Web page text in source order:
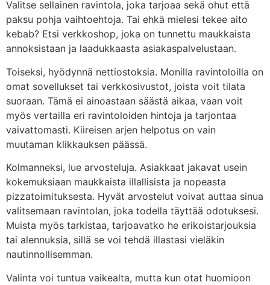
Valitse sellainen ravintola, joka tarjoaa sekä ohut että
paksu pohja vaihtoehtoja. Tai ehkä mielesi tekee aito
kebab? Etsi verkkoshop, joka on tunnettu maukkaista
annoksistaan ja laadukkaasta asiakaspalvelustaan.
Toiseksi, hyödynnä nettiostoksia. Monilla ravintoloilla on
omat sovellukset tai verkkosivustot, joista voit tilata
suoraan. Tämä ei ainoastaan säästä aikaa, vaan voit
myös vertailla eri ravintoloiden hintoja ja tarjontaa
vaivattomasti. Kiireisen arjen helpotus on vain
muutaman klikkauksen päässä.
Kolmanneksi, lue arvosteluja. Asiakkaat jakavat usein
kokemuksiaan maukkaista illallisista ja nopeasta
pizzatoimituksesta. Hyvät arvostelut voivat auttaa sinua
valitsemaan ravintolan, joka todella täyttää odotuksesi.
Muista myös tarkistaa, tarjoavatko he erikoistarjouksia
tai alennuksia, sillä se voi tehdä illastasi vieläkin
nautinnollisemman.
Valinta voi tuntua vaikealta, mutta kun otat huomioon